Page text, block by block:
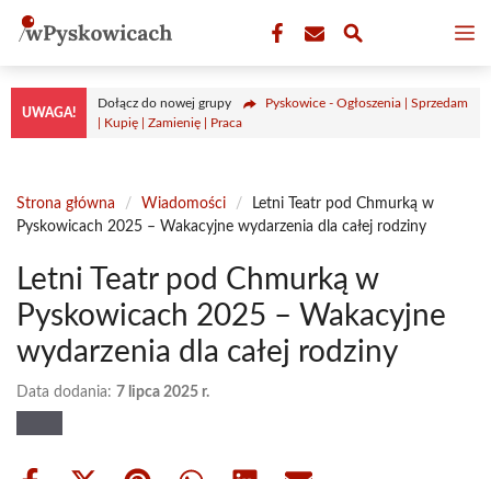
Przejdź
treści
UWAGA!
Dołącz do nowej grupy
Pyskowice - Ogłoszenia | Sprzedam
| Kupię | Zamienię | Praca
Strona główna / Wiadomości /
Letni Teatr pod Chmurką w
Pyskowicach 2025 – Wakacyjne wydarzenia dla całej rodziny
Letni Teatr pod Chmurką w
Pyskowicach 2025 – Wakacyjne
wydarzenia dla całej rodziny
Data dodania: 7 lipca 2025 r.